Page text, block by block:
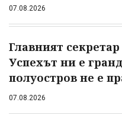
07.08.2026
Главният
Успехът ни е
полуостров не е
07.08.2026